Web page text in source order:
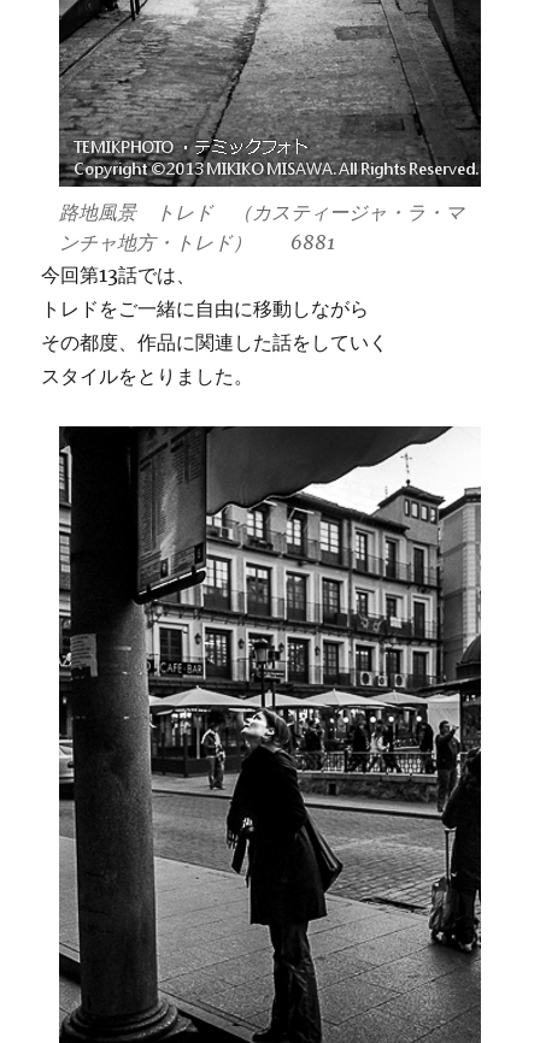
路地風景 トレド （カスティージャ・ラ・マ
ンチャ地方・トレド） 6881
今回第13話では、
トレドをご一緒に自由に移動しながら
その都度、作品に関連した話をしていく
スタイルをとりました。